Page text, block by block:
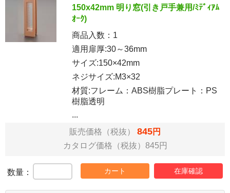
150x42mm 明り窓(引き戸手兼用/ﾐﾃﾞｨｱﾑ
ｵｰｸ)
商品入数： 1
適用扉厚:30～36mm
サイズ:150×42mm
ネジサイズ:M3×32
材質:フレーム：ABS樹脂プレート：PS
樹脂透明
...
販売価格（税抜） 845円
カタログ価格（税抜）845円
数量： カート 在庫確認